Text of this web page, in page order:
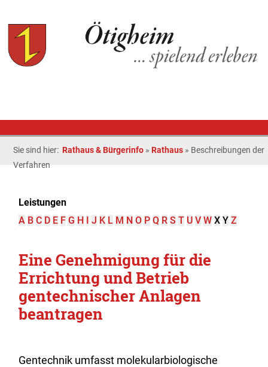
Sie sind hier: Rathaus & Bürgerinfo » Rathaus » Beschreibungen der
Verfahren
Leistungen
A B C D E F G H I J K L M N O P Q R S T U V W X Y Z
Eine Genehmigung für die
Errichtung und Betrieb
gentechnischer Anlagen
beantragen
Gentechnik umfasst molekularbiologische